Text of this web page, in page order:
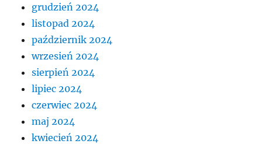
grudzień 2024
listopad 2024
październik 2024
wrzesień 2024
sierpień 2024
lipiec 2024
czerwiec 2024
maj 2024
kwiecień 2024